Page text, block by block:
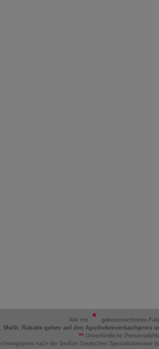
Alle mit
gekennzeichneten
MwSt. Rabatte gelten auf den Apothekenverkaufspreis
**Unverbindliche
nach der Großen Deutschen